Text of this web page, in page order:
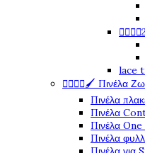

lace
🖌️ Πινέλα
Πινέλα
Πινέλα
Πινέλα
Πινέλα